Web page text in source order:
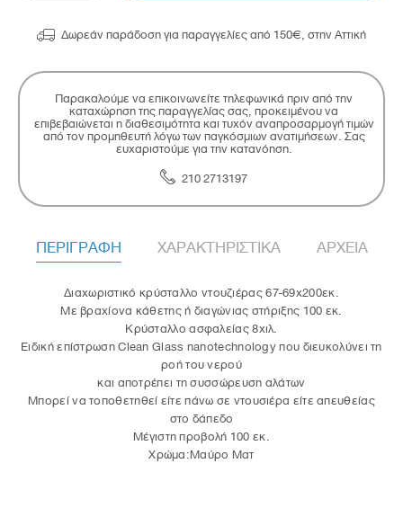
 Δωρεάν παράδοση για παραγγελίες από 150€, στην Αττική
Παρακαλούμε να επικοινωνείτε τηλεφωνικά πριν από την
καταχώρηση της παραγγελίας σας, προκειμένου να
επιβεβαιώνεται η διαθεσιμότητα και τυχόν αναπροσαρμογή τιμών
από τον προμηθευτή λόγω των παγκόσμιων ανατιμήσεων. Σας
ευχαριστούμε για την κατανόηση.
210 2713197
ΠΕΡΙΓΡΑΦΗ ΧΑΡΑΚΤΗΡΙΣΤΙΚΑ ΑΡΧΕΙΑ
Διαχωριστικό κρύσταλλο ντουζιέρας 67-69x200εκ.
Με βραχίονα κάθετης ή διαγώνιας στήριξης 100 εκ.
Κρύσταλλο ασφαλείας 8χιλ.
Eιδική επίστρωση Clean Glass nanotechnology που διευκολύνει τη
ροή του νερού
και αποτρέπει τη συσσώρευση αλάτων
Μπορεί να τοποθετηθεί είτε πάνω σε ντουσιέρα είτε απευθείας
στο δάπεδο
Μέγιστη προβολή 100 εκ.
Χρώμα:Μαύρο Ματ